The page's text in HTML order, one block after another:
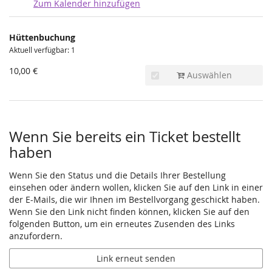
Zum Kalender hinzufügen
Produkte
Unkategorisierte
Produkte
Hüttenbuchung
Aktuell verfügbar: 1
10,00 € Auswählen
Wenn Sie bereits ein Ticket bestellt
haben
Wenn Sie den Status und die Details Ihrer Bestellung
einsehen oder ändern wollen, klicken Sie auf den Link in einer
der E-Mails, die wir Ihnen im Bestellvorgang geschickt haben.
Wenn Sie den Link nicht finden können, klicken Sie auf den
folgenden Button, um ein erneutes Zusenden des Links
anzufordern.
Link erneut senden